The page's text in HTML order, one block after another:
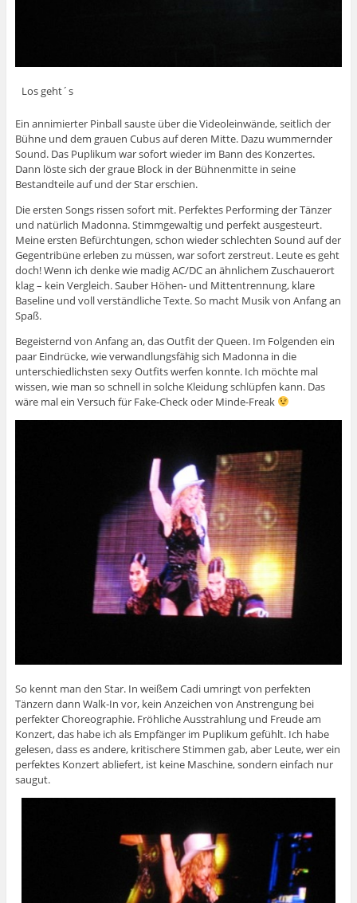
Los geht´s
Ein annimierter Pinball sauste über die Videoleinwände, seitlich der
Bühne und dem grauen Cubus auf deren Mitte. Dazu wummernder
Sound. Das Puplikum war sofort wieder im Bann des Konzertes.
Dann löste sich der graue Block in der Bühnenmitte in seine
Bestandteile auf und der Star erschien.
Die ersten Songs rissen sofort mit. Perfektes Performing der Tänzer
und natürlich Madonna. Stimmgewaltig und perfekt ausgesteurt.
Meine ersten Befürchtungen, schon wieder schlechten Sound auf der
Gegentribüne erleben zu müssen, war sofort zerstreut. Leute es geht
doch! Wenn ich denke wie madig AC/DC an ähnlichem Zuschauerort
klag – kein Vergleich. Sauber Höhen- und Mittentrennung, klare
Baseline und voll verständliche Texte. So macht Musik von Anfang an
Spaß.
Begeisternd von Anfang an, das Outfit der Queen. Im Folgenden ein
paar Eindrücke, wie verwandlungsfähig sich Madonna in die
unterschiedlichsten sexy Outfits werfen konnte. Ich möchte mal
wissen, wie man so schnell in solche Kleidung schlüpfen kann. Das
wäre mal ein Versuch für Fake-Check oder Minde-Freak
So kennt man den Star. In weißem Cadi umringt von perfekten
Tänzern dann Walk-In vor, kein Anzeichen von Anstrengung bei
perfekter Choreographie. Fröhliche Ausstrahlung und Freude am
Konzert, das habe ich als Empfänger im Puplikum gefühlt. Ich habe
gelesen, dass es andere, kritischere Stimmen gab, aber Leute, wer ein
perfektes Konzert abliefert, ist keine Maschine, sondern einfach nur
saugut.